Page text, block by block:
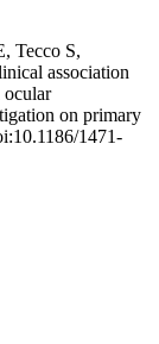
Tecco S,
association
ocular
on primary
1471-